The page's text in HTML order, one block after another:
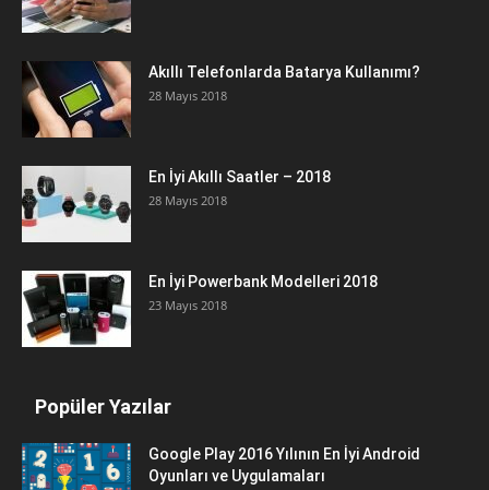
Akıllı Telefonlarda Batarya Kullanımı?
28 Mayıs 2018
En İyi Akıllı Saatler – 2018
28 Mayıs 2018
En İyi Powerbank Modelleri 2018
23 Mayıs 2018
Popüler Yazılar
Google Play 2016 Yılının En İyi Android
Oyunları ve Uygulamaları